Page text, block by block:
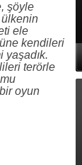
şöyle
ele
kendileri
terörle
oyun